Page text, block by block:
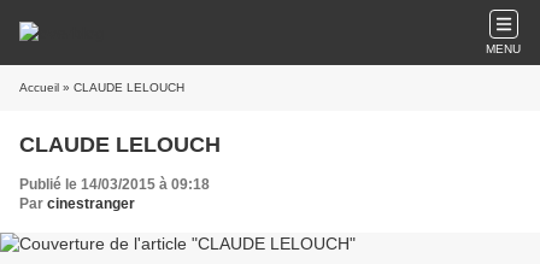
MENU
Accueil » CLAUDE LELOUCH
CLAUDE LELOUCH
Publié le 14/03/2015 à 09:18
Par cinestranger